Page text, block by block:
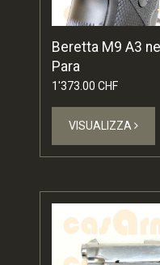
Beretta M9 A3
Para
1'373.00 CHF
VISUALIZZA